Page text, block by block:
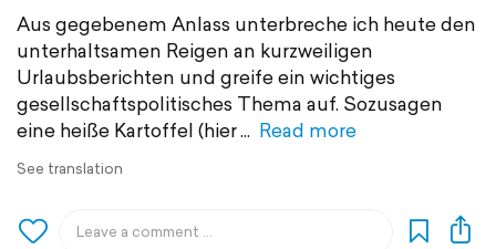
Aus gegebenem Anlass unterbreche ich heute den
unterhaltsamen Reigen an kurzweiligen
Urlaubsberichten und greife ein wichtiges
gesellschaftspolitisches Thema auf. Sozusagen
eine heiße Kartoffel (hier
Read more
See translation